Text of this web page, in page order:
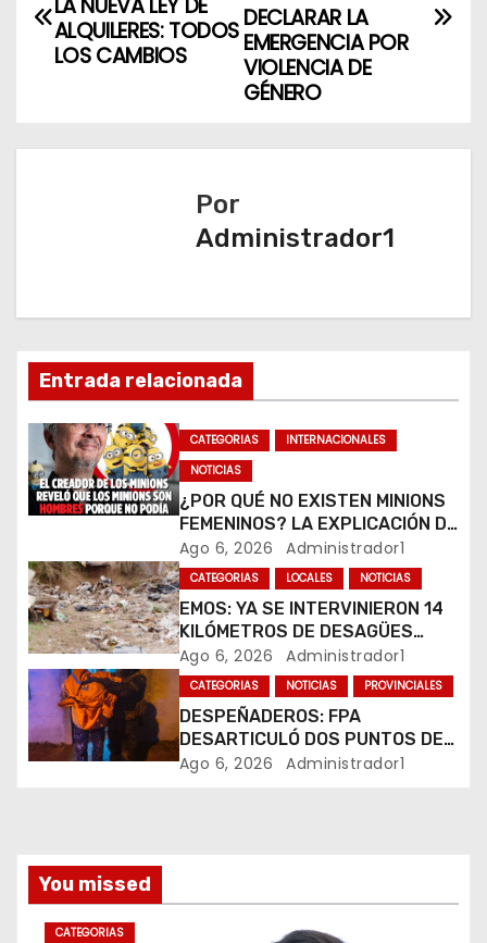
ó
n
d
e
e
t
r
a
d
a
DECLARAR LA
EMERGENCIA POR
VIOLENCIA DE
GÉNERO
ALQUILERES: TODOS
LOS CAMBIOS
Por
Administrador1
Entrada relacionada
CATEGORIAS
INTERNACIONALES
NOTICIAS
¿POR QUÉ NO EXISTEN MINIONS
FEMENINOS? LA EXPLICACIÓN DE
SU CREADOR QUE VOLVIÓ A
VIRALIZARSE
Ago 6, 2026 Administrador1
CATEGORIAS LOCALES NOTICIAS
EMOS: YA SE INTERVINIERON 14
KILÓMETROS DE DESAGÜES
PLUVIALES
Ago 6, 2026 Administrador1
CATEGORIAS NOTICIAS PROVINCIALES
DESPEÑADEROS: FPA
DESARTICULÓ DOS PUNTOS DE
VENTA DE DROGAS. TRES
Ago 6, 2026 Administrador1
You missed
CATEGORIAS